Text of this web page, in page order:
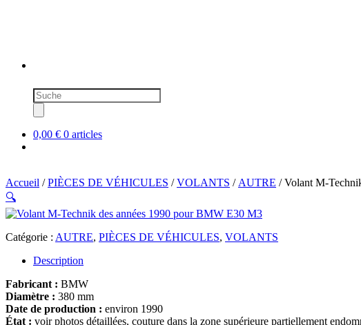
Recherche
de
produits
0,00 € 0 articles
Accueil /PIÈCES DE VÉHICULES /VOLANTS / AUTRE / Volant M-
🔍
Catégorie : AUTRE, PIÈCES DE VÉHICULES, VOLANTS
Description
Fabricant : BMW
Diamètre : 380 mm
Date de production : environ 1990
État : voir photos détaillées, couture dans la zone supérieure partiellement